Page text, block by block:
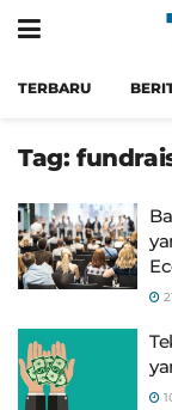
TERBARU
Tag: